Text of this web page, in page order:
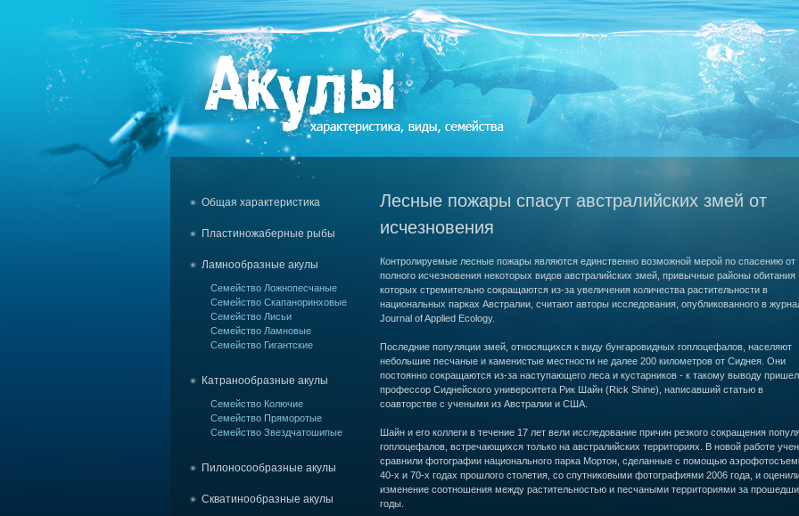
Общая характеристика
Пластиножаберные рыбы
Ламнообразные акулы
Семейство Ложнопесчаные
Семейство Скапаноринховые
Семейство Лисьи
Семейство Ламновые
Семейство Гигантские
Катранообразные акулы
Семейство Колючие
Семейство Пряморотые
Семейство Звездчатошипые
Пилоносообразные акулы
Скватинообразные акулы
Лесные пожары спасут австралийских змей от
исчезновения
Контролируемые лесные пожары являются единственно возможной мерой по спасению от
полного исчезновения некоторых видов австралийских змей, привычные районы обитания
которых стремительно сокращаются из-за увеличения количества растительности в
национальных парках Австралии, считают авторы исследования, опубликованного в
Journal of Applied Ecology.
Последние популяции змей, относящихся к виду бунгаровидных гоплоцефалов, населяют
небольшие песчаные и каменистые местности не далее 200 километров от Сиднея. Они
постоянно сокращаются из-за наступающего леса и кустарников - к такому выводу пришел
профессор Сиднейского университета Рик Шайн (Rick Shine), написавший статью в
соавторстве с учеными из Австралии и США.
Шайн и его коллеги в течение 17 лет вели исследование причин резкого сокращения
гоплоцефалов, встречающихся только на австралийских территориях. В новой работе
сравнили фотографии национального парка Мортон, сделанные с помощью
40-х и 70-х годах прошлого столетия, со спутниковыми фотографиями 2006 года, и
изменение соотношения между растительностью и песчаными территориями за
годы.